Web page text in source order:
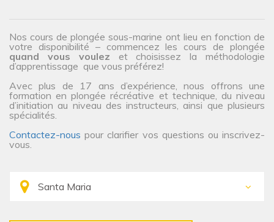
Nos cours de plongée sous-marine ont lieu en fonction de
votre disponibilité – commencez les cours de plongée
quand vous voulez et choisissez la méthodologie
d’apprentissage que vous préférez!
Avec plus de 17 ans d’expérience, nous offrons une
formation en plongée récréative et technique, du niveau
d’initiation au niveau des instructeurs, ainsi que plusieurs
spécialités.
Contactez-nous pour clarifier vos questions ou inscrivez-
vous.